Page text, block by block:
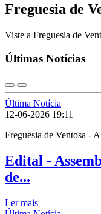
Freguesia de
Viste a Freguesia de
Últimas Notícias
Última Notícia
12-06-2026 19:11
Freguesia de Ventosa -
Edital -
de...
Ler mais